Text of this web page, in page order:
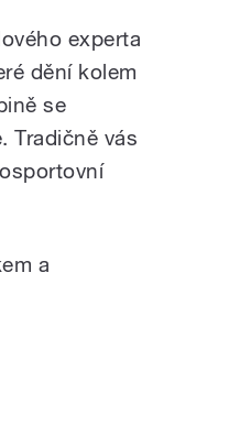
experta
dění kolem
se
Tradičně vás
a